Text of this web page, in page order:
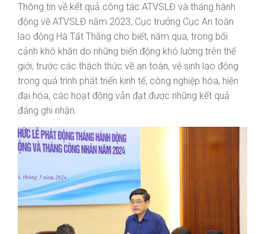
Thông tin về kết quả công tác ATVSLĐ và tháng hành
động về ATVSLĐ năm 2023, Cục trưởng Cục An toàn
lao động Hà Tất Thắng cho biết, năm qua, trong bối
cảnh khó khăn do những biến động khó lường trên thế
giới, trước các thách thức về an toàn, vệ sinh lao động
trong quá trình phát triển kinh tế, công nghiệp hóa, hiện
đại hóa, các hoạt động vẫn đạt được những kết quả
đáng ghi nhận.